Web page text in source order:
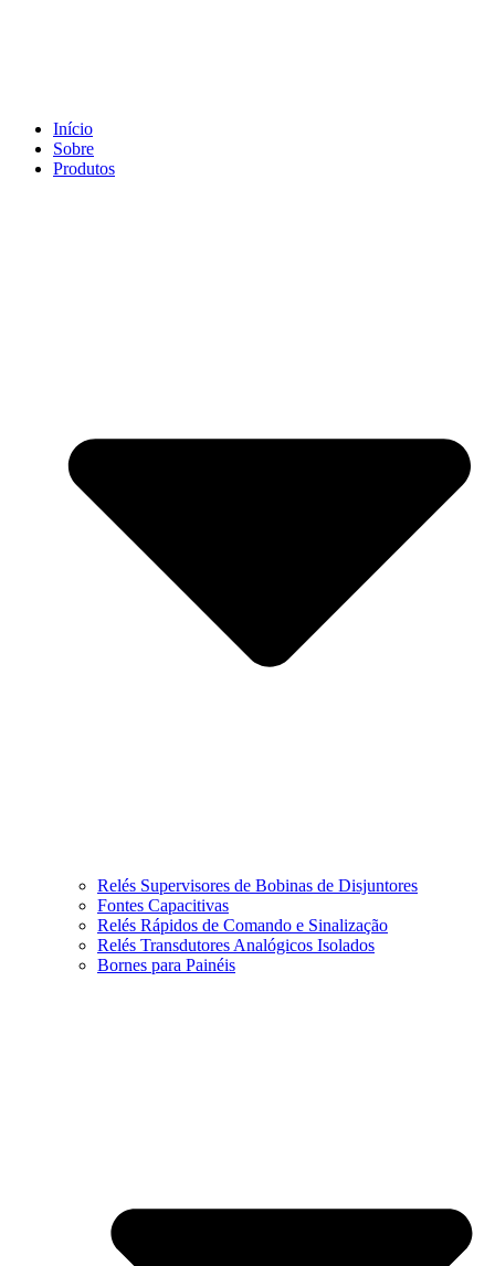
Início
Sobre
Produtos
Relés Supervisores de Bobinas de Disjuntores
Fontes Capacitivas
Relés Rápidos de Comando e Sinalização
Relés Transdutores Analógicos Isolados
Bornes para Painéis